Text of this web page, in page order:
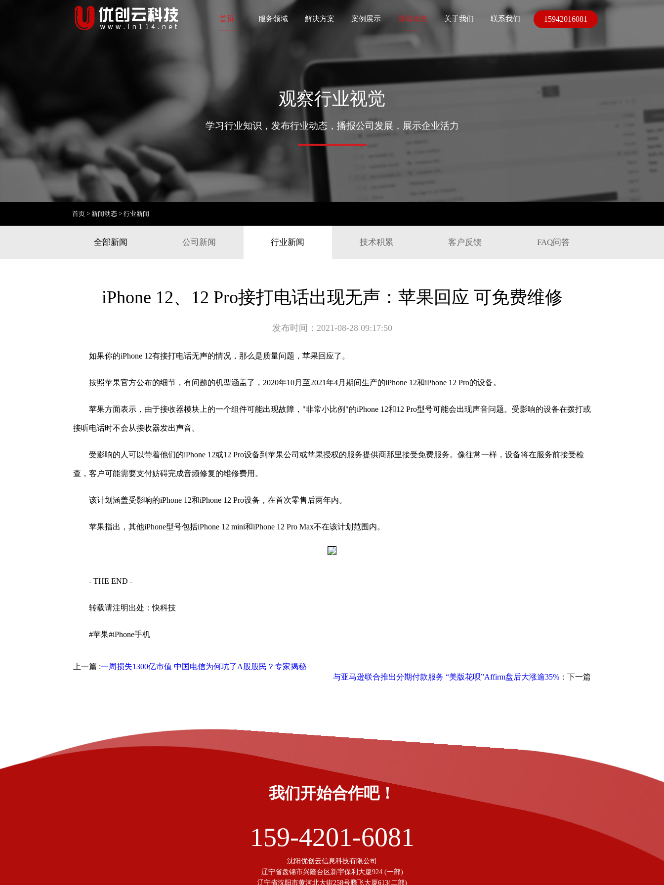
首页 服务领域 解决方案 案例展示 新闻动态 关于我们 联系我们 15942016081
观察行业视觉
学习行业知识，发布行业动态，播报公司发展，展示企业活力
首页 > 新闻动态 >行业新闻
全部新闻 公司新闻 行业新闻 技术积累 客户反馈 FAQ问答
iPhone 12、12 Pro接打电话出现无声：苹果回应 可免费维修
发布时间：2021-08-28 09:17:50
如果你的iPhone 12有接打电话无声的情况，那么是质量问题，苹果回应了。
按照苹果官方公布的细节，有问题的机型涵盖了，2020年10月至2021年4月期间生产的iPhone 12和iPhone 12 Pro的设备。
苹果方面表示，由于接收器模块上的一个组件可能出现故障，"非常小比例"的iPhone 12和12 Pro型号可能会出现声音问题。受影响的设备在拨打或
接听电话时不会从接收器发出声音。
受影响的人可以带着他们的iPhone 12或12 Pro设备到苹果公司或苹果授权的服务提供商那里接受免费服务。像往常一样，设备将在服务前接受检
查，客户可能需要支付妨碍完成音频修复的维修费用。
该计划涵盖受影响的iPhone 12和iPhone 12 Pro设备，在首次零售后两年内。
苹果指出，其他iPhone型号包括iPhone 12 mini和iPhone 12 Pro Max不在该计划范围内。
- THE END -
转载请注明出处：快科技
#苹果#iPhone手机
上一篇 :一周损失1300亿市值 中国电信为何坑了A股股民？专家揭秘
与亚马逊联合推出分期付款服务 “美版花呗”Affirm盘后大涨逾35% ：下一篇
我们开始合作吧！
159-4201-6081
沈阳优创云信息科技有限公司
辽宁省盘锦市兴隆台区新宇保利大厦924 (一部)
辽宁省沈阳市黄河北大街258号腾飞大厦613(二部)